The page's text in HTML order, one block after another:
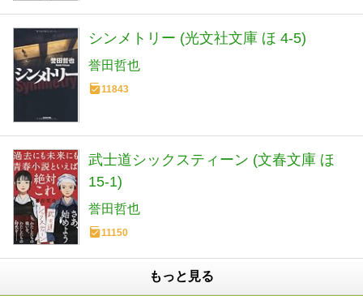
シンメトリー (光文社文庫 ほ 4-5)
誉田哲也
11843
武士道シックスティーン (文春文庫 ほ
15-1)
誉田哲也
11150
もっと見る